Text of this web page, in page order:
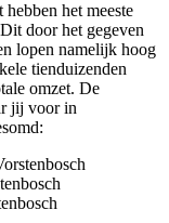
het meeste
door het gegeven
lopen namelijk hoog
tienduizenden
omzet. De
jij voor in